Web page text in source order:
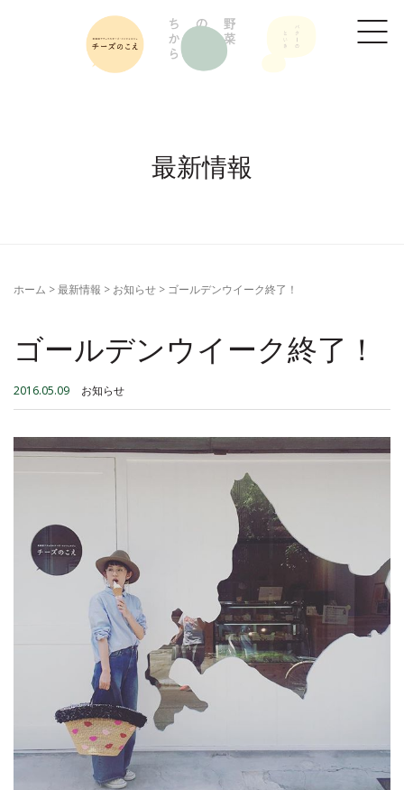
最新情報
ホーム >最新情報 > お知らせ > ゴールデンウイーク終了！
ゴールデンウイーク終了！
2016.05.09 お知らせ